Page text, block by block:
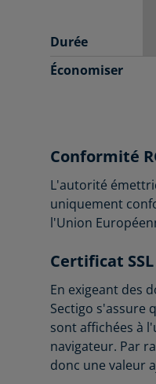
Durée
Économiser
Conformité
L'autorité
uniquement
l'Union
Certificat
En exigeant des
Sectigo s'assure
sont affichées à
navigateur. Par
donc une valeur